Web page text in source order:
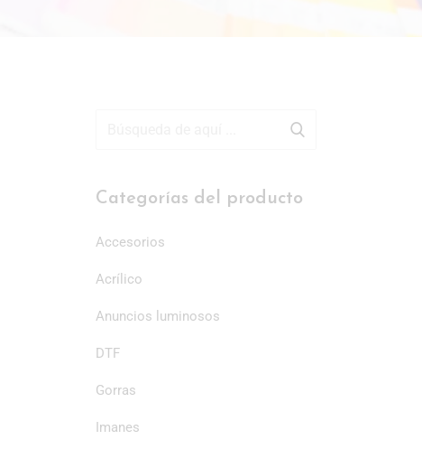
Categorías del producto
Accesorios
Acrílico
Anuncios luminosos
DTF
Gorras
Imanes